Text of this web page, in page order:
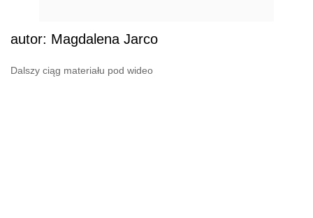
autor: Magdalena Jarco
Dalszy ciąg materiału pod wideo